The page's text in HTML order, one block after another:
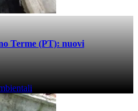
Terme (PT): nuovi